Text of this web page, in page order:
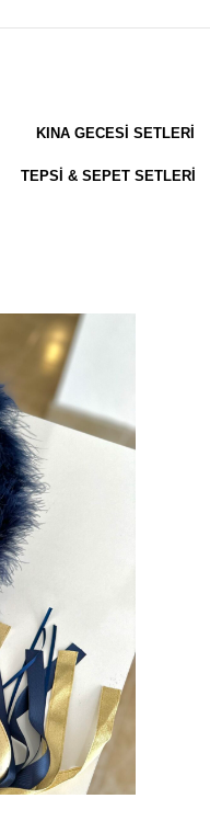
KINA GECESİ SETLERİ
TEPSİ & SEPET SETLERİ